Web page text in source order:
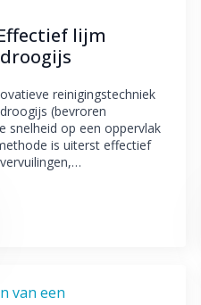
lijm
reinigingstechniek
(bevroren
snelheid op een oppervlak
is uiterst effectief